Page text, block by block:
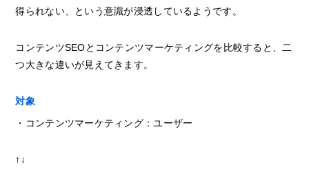
得られない、という意識が浸透しているようです。
コンテンツSEOとコンテンツマーケティングを比較すると、二
つ大きな違いが見えてきます。
対象
・コンテンツマーケティング：ユーザー
↑↓